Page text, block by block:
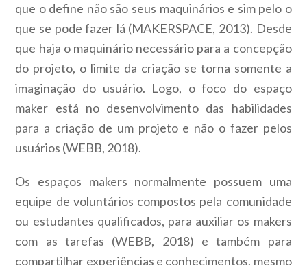
que o define não são seus maquinários e sim pelo o
que se pode fazer lá (MAKERSPACE, 2013). Desde
que haja o maquinário necessário para a concepção
do projeto, o limite da criação se torna somente a
imaginação do usuário. Logo, o foco do espaço
maker está no desenvolvimento das habilidades
para a criação de um projeto e não o fazer pelos
usuários (WEBB, 2018).
Os espaços makers normalmente possuem uma
equipe de voluntários compostos pela comunidade
ou estudantes qualificados, para auxiliar os makers
com as tarefas (WEBB, 2018) e também para
compartilhar experiências e conhecimentos, mesmo